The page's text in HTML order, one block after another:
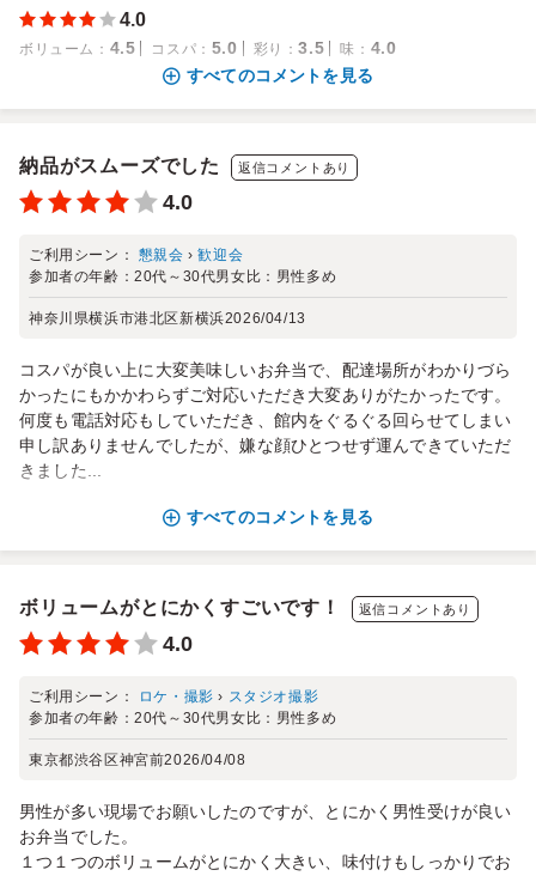
4.0
ボリューム ： 4.5 コスパ ： 5.0 彩り ：3.5 味 ： 4.0
すべてのコメントを見る
納品がスムーズでした 返信コメントあり
4.0
ご利用シーン： 懇親会 ›歓迎会
参加者の年齢：20代～30代男女比： 男性多め
神奈川県横浜市港北区新横浜2026/04/13
コスパが良い上に大変美味しいお弁当で、配達場所がわかりづら
かったにもかかわらずご対応いただき大変ありがたかったです。
何度も電話対応もしていただき、館内をぐるぐる回らせてしまい
申し訳ありませんでしたが、嫌な顔ひとつせず運んできていただ
きました...
すべてのコメントを見る
ボリュームがとにかくすごいです！ 返信コメントあり
4.0
ご利用シーン： ロケ・撮影 › スタジオ撮影
参加者の年齢：20代～30代男女比： 男性多め
東京都渋谷区神宮前2026/04/08
男性が多い現場でお願いしたのですが、とにかく男性受けが良い
お弁当でした。
１つ１つのボリュームがとにかく大きい、味付けもしっかりでお